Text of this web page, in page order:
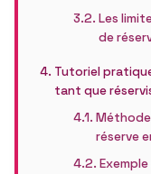
Les
de
Tutoriel
tant que
réserve